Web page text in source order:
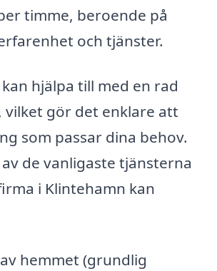
timme, beroende på
och tjänster.
hjälpa till med en rad
vilket gör det enklare att
som passar dina behov.
de vanligaste tjänsterna
i Klintehamn kan
hemmet (grundlig